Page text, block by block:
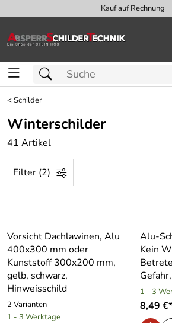
Kauf auf Rechnung
<Schilder
Winterschilder
41 Artikel
Filter (2)
Vorsicht Dachlawinen, Alu
400x300 mm oder
Kunststoff 300x200 mm,
gelb, schwarz,
Hinweisschild
2 Varianten
1 - 3 Werktage
Alu-
Kein
1 - 3
8,49 €*